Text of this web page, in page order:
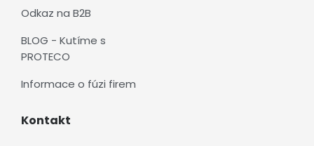
Odkaz na B2B
BLOG - Kutíme s
PROTECO
Informace o fúzi firem
Kontakt